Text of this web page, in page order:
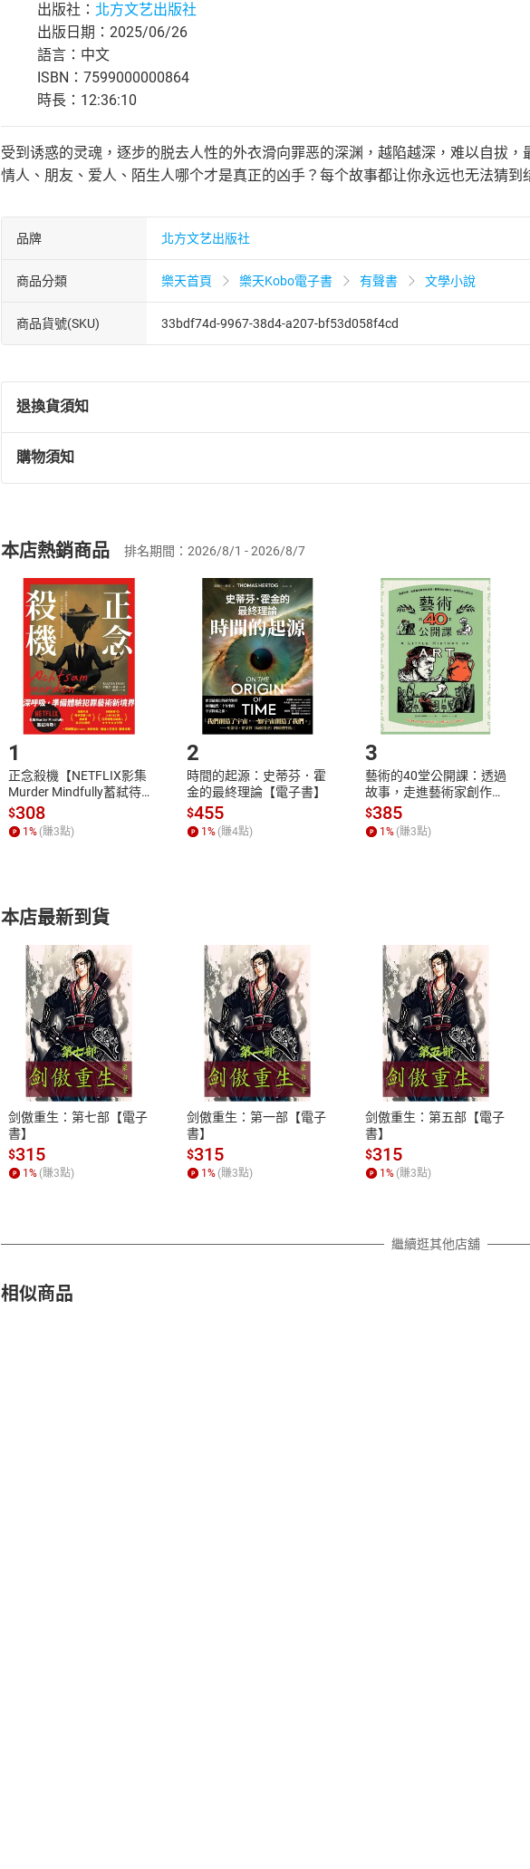
出版社： 北方文艺出版社
出版日期：2025/06/26
語言：中文
ISBN：7599000000864
時長：12:36:10
受到诱惑的灵魂，逐步的脱去人性的外衣滑向罪恶的深渊，越陷越深，难以自拔
情人、朋友、爱人、陌生人哪个才是真正的凶手？每个故事都让你永远也无法猜到
品牌 北方文艺出版社
商品分類 樂天首頁 樂天Kobo電子書 有聲書 文學小說
商品貨號(SKU) 33bdf74d-9967-38d4-a207-bf53d058f4cd
退換貨須知
退換貨規定：
(一)依消費者保護法第19條第1項後段暨通訊交易解除權合理例外情事適用
(二)消費者訂購本店鋪之商品即代表知悉本店鋪所銷售之商品為電子書，
且已下載/存取電子書，不得請求退貨退款。
退貨方式：您欲取消訂單或辦理退貨時，請登入樂天市場，並於「我的訂單
貨」，本店鋪將依您的申請進行審核，待審核通過後將為您辦理退款事宜。
請注意，樂天市場須以整筆訂單為單位進行取消/退貨，恕無法以單支商品取
購物須知
挑選商品
Choose
放入購物車
Shopping cart
登入帳號
Login
購書後，如何開始使用？
Step1.選擇閱讀載具 Step2.登入
付款方式
ATM轉帳、信用卡、LINE PAY、AFTEE
退換貨規範
本店是否提供消費者保護法七日猶
之權利，遽消費者保護法及通訊交
除權合理例外情事適用準則，依商
質各有不同規定。詳細退換貨說明
照各商品說明。
本店熱銷商品 排名期間：2026/8/1 - 2026/8/7
1
正念殺機【NETFLIX影集
Murder Mindfully蓄弒待
發】【電子書】
$308
1 % (賺3點)
2
時間的起源：史蒂芬．霍
金的最終理論【電子書】
$455
1 % (賺4點)
3
藝術的40堂公開課：透過
故事，走進藝術家創作現
場，看藝術如何誕生、如
何形塑人類生活【電子
書】
$385
1 % (賺3點)
本店最新到貨
剑傲重生：第七部【電子
書】
$315
1 % (賺3點)
剑傲重生：第一部【電子
書】
$315
1 % (賺3點)
剑傲重生：第五部【電子
書】
$315
1 % (賺3點)
繼續逛其他店舖
相似商品